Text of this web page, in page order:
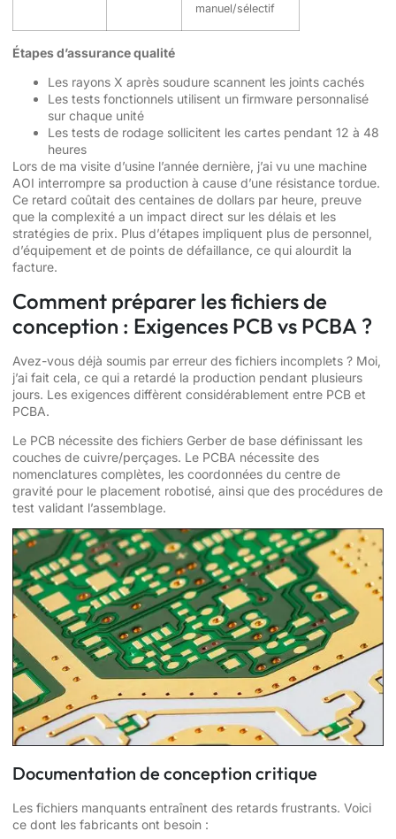
manuel/sélectif
Étapes d’assurance qualité
Les rayons X après soudure scannent les joints cachés
Les tests fonctionnels utilisent un firmware personnalisé
sur chaque unité
Les tests de rodage sollicitent les cartes pendant 12 à 48
heures
Lors de ma visite d’usine l’année dernière, j’ai vu une machine
AOI interrompre sa production à cause d’une résistance tordue.
Ce retard coûtait des centaines de dollars par heure, preuve
que la complexité a un impact direct sur les délais et les
stratégies de prix. Plus d’étapes impliquent plus de personnel,
d’équipement et de points de défaillance, ce qui alourdit la
facture.
Comment préparer les fichiers de
conception : Exigences PCB vs PCBA ?
Avez-vous déjà soumis par erreur des fichiers incomplets ? Moi,
j’ai fait cela, ce qui a retardé la production pendant plusieurs
jours. Les exigences diffèrent considérablement entre PCB et
PCBA.
Le PCB nécessite des fichiers Gerber de base définissant les
couches de cuivre/perçages. Le PCBA nécessite des
nomenclatures complètes, les coordonnées du centre de
gravité pour le placement robotisé, ainsi que des procédures de
test validant l’assemblage.
Documentation de conception critique
Les fichiers manquants entraînent des retards frustrants. Voici
ce dont les fabricants ont besoin :